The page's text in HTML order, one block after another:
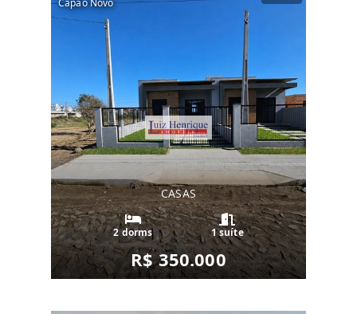
CASAS
2 dorms 1 suíte
R$ 350.000